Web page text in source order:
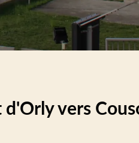
vers